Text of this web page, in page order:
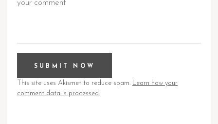
This site uses Akismet to reduce spam. Learn how your
comment data is processed.